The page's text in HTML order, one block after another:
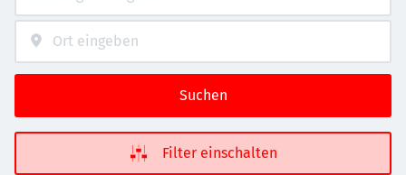
Suchen
Filter einschalten